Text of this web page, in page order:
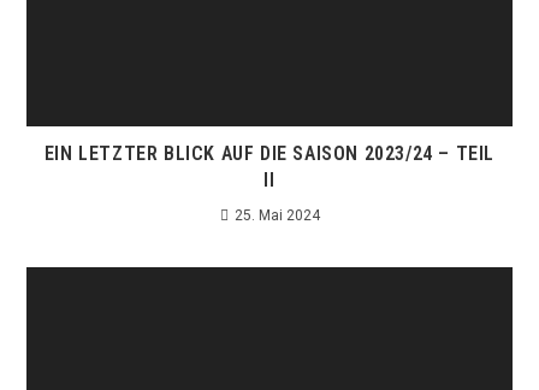
EIN LETZTER BLICK AUF DIE SAISON 2023/24 – TEIL
II
25. Mai 2024